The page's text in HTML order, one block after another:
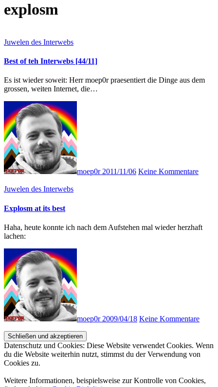
explosm
Juwelen des Interwebs
Best of teh Interwebs [44/11]
Es ist wieder soweit: Herr moep0r praesentiert die Dinge aus dem
grossen, weiten Internet, die…
moep0r2011/11/06 Keine Kommentare
Juwelen des Interwebs
Explosm at its best
Haha, heute konnte ich nach dem Aufstehen mal wieder herzhaft
lachen:
moep0r 2009/04/18 Keine Kommentare
Datenschutz und Cookies: Diese Website verwendet Cookies. Wenn
du die Website weiterhin nutzt, stimmst du der Verwendung von
Cookies zu.
Weitere Informationen, beispielsweise zur Kontrolle von Cookies,